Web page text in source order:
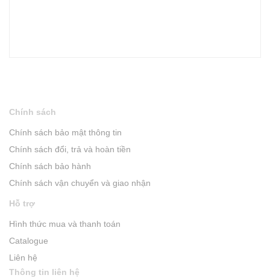
Chính sách
Chính sách bảo mật thông tin
Chính sách đổi, trả và hoàn tiền
Chính sách bảo hành
Chính sách vận chuyển và giao nhận
Hỗ trợ
Hình thức mua và thanh toán
Catalogue
Liên hệ
Thông tin liên hệ